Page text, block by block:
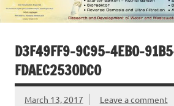
D3F49FF9-9C95-4EB0-
FDAEC2530DC0
March 13, 2017 Leave a comment